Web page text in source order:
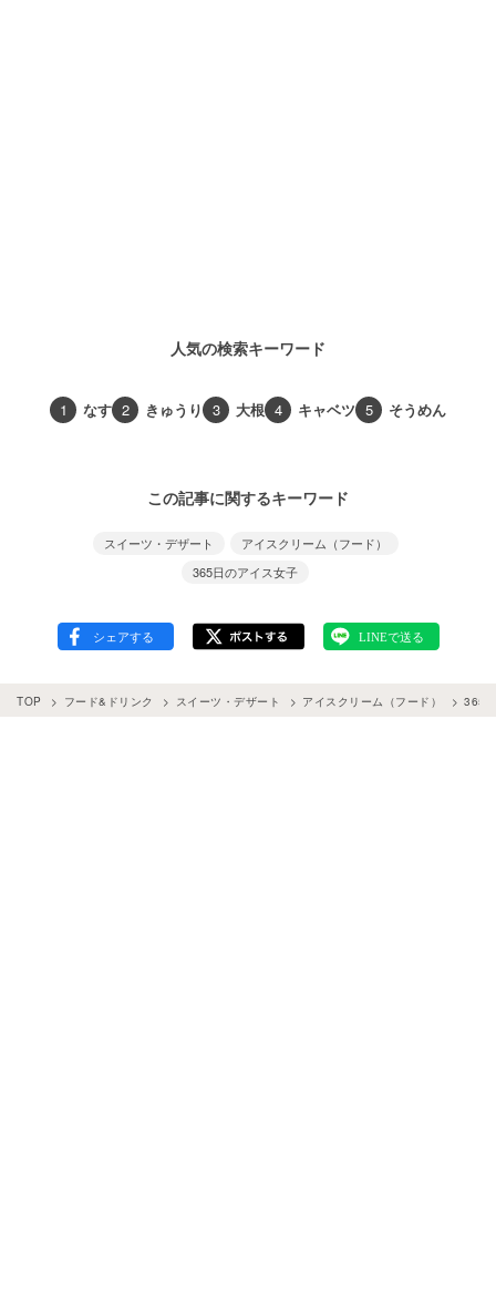
人気の検索キーワード
1 なす 2 きゅうり 3 大根 4 キャベツ 5 そうめん
この記事に関するキーワード
スイーツ・デザート
アイスクリーム（フード）
365日のアイス女子
TOP フード&ドリンク スイーツ・デザート アイスクリーム（フード） 365